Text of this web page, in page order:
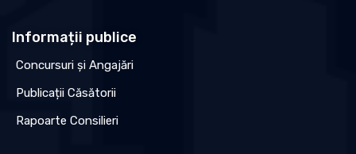
Informații publice
Concursuri și Angajări
Publicații Căsătorii
Rapoarte Consilieri